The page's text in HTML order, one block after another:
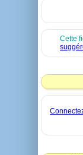
Cette